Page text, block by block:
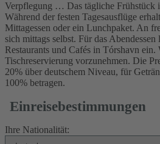
Verpflegung … Das tägliche Frühstück
Während der festen Tagesausflüge
Mittagessen oder ein Lunchpaket. An
sich mittags selbst. Für das Abendessen
Restaurants und Cafés in Tórshavn
Tischreservierung vorzunehmen. Die
20% über deutschem Niveau, für
100% betragen.
Einreisebestimmungen
Ihre Nationalität: